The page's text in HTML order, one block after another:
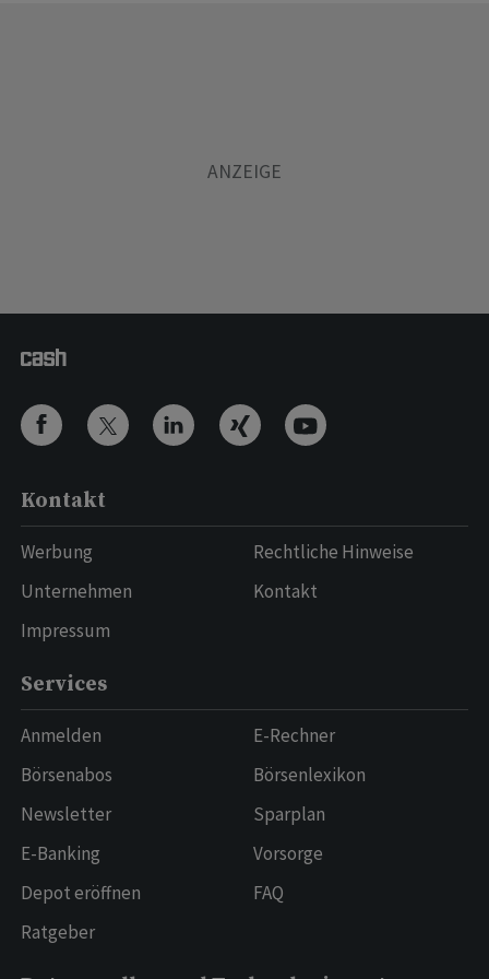
Kontakt
Werbung
Unternehmen
Impressum
Rechtliche Hinweise
Kontakt
Services
Anmelden
Börsenabos
Newsletter
E-Banking
Depot eröffnen
Ratgeber
E-Rechner
Börsenlexikon
Sparplan
Vorsorge
FAQ